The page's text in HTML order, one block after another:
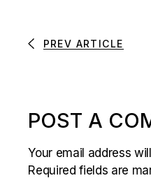
PREV ARTICLE
POST A
Your email address
Required fields are